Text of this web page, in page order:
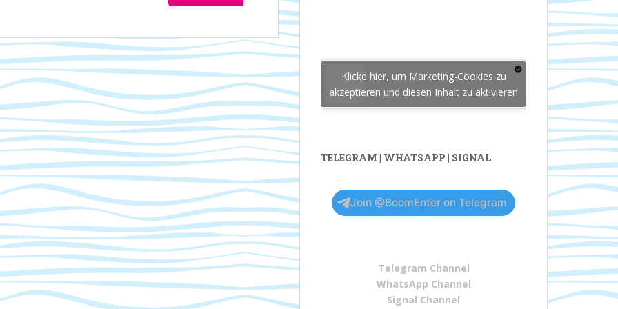
Klicke hier, um Marketing-Cookies zu
akzeptieren und diesen Inhalt zu aktivieren
TELEGRAM | WHATSAPP | SIGNAL
Join @BoomEnter on Telegram
Telegram Channel
WhatsApp Channel
Signal Channel